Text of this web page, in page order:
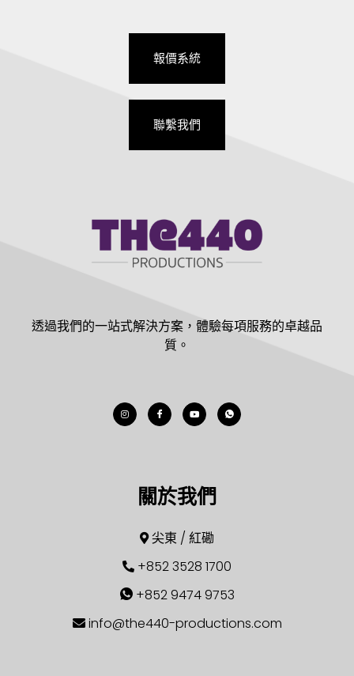
報價系統
聯繫我們
透過我們的一站式解決方案，體驗每項服務的卓越品
質。
關於我們
尖東 / 紅磡
+852 3528 1700
+852 9474 9753
info@the440-productions.com